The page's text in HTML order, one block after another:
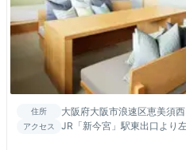
住所 大阪府大阪市浪速区恵美須
アクセス
JR「新今宮」駅東出口より